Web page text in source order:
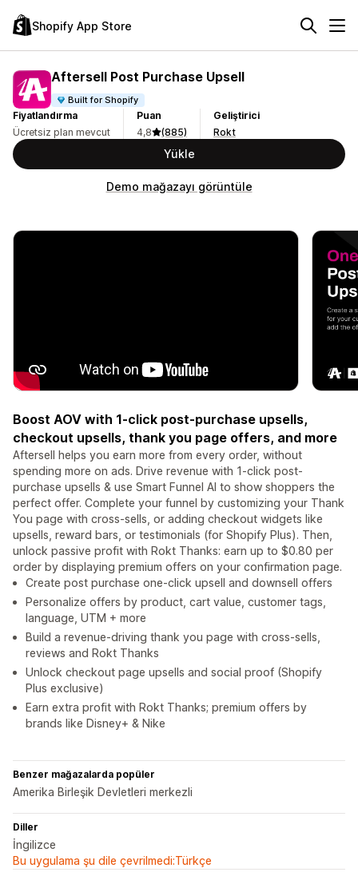
Shopify App Store
Aftersell Post Purchase Upsell
Built for Shopify
Fiyatlandırma
Ücretsiz plan mevcut
Puan
4,8
(885)
Geliştirici
Rokt
Yükle
Demo mağazayı görüntüle
Boost AOV with 1-click post-purchase upsells,
checkout upsells, thank you page offers, and more
Aftersell helps you earn more from every order, without
spending more on ads. Drive revenue with 1-click post-
purchase upsells & use Smart Funnel AI to show shoppers the
perfect offer. Complete your funnel by customizing your Thank
You page with cross-sells, or adding checkout widgets like
upsells, reward bars, or testimonials (for Shopify Plus). Then,
unlock passive profit with Rokt Thanks: earn up to $0.80 per
order by displaying premium offers on your confirmation page.
Create post purchase one-click upsell and downsell offers
Personalize offers by product, cart value, customer tags,
language, UTM + more
Build a revenue-driving thank you page with cross-sells,
reviews and Rokt Thanks
Unlock checkout page upsells and social proof (Shopify
Plus exclusive)
Earn extra profit with Rokt Thanks; premium offers by
brands like Disney+ & Nike
Benzer mağazalarda popüler
Amerika Birleşik Devletleri merkezli
Diller
İngilizce
Bu uygulama şu dile çevrilmedi:Türkçe